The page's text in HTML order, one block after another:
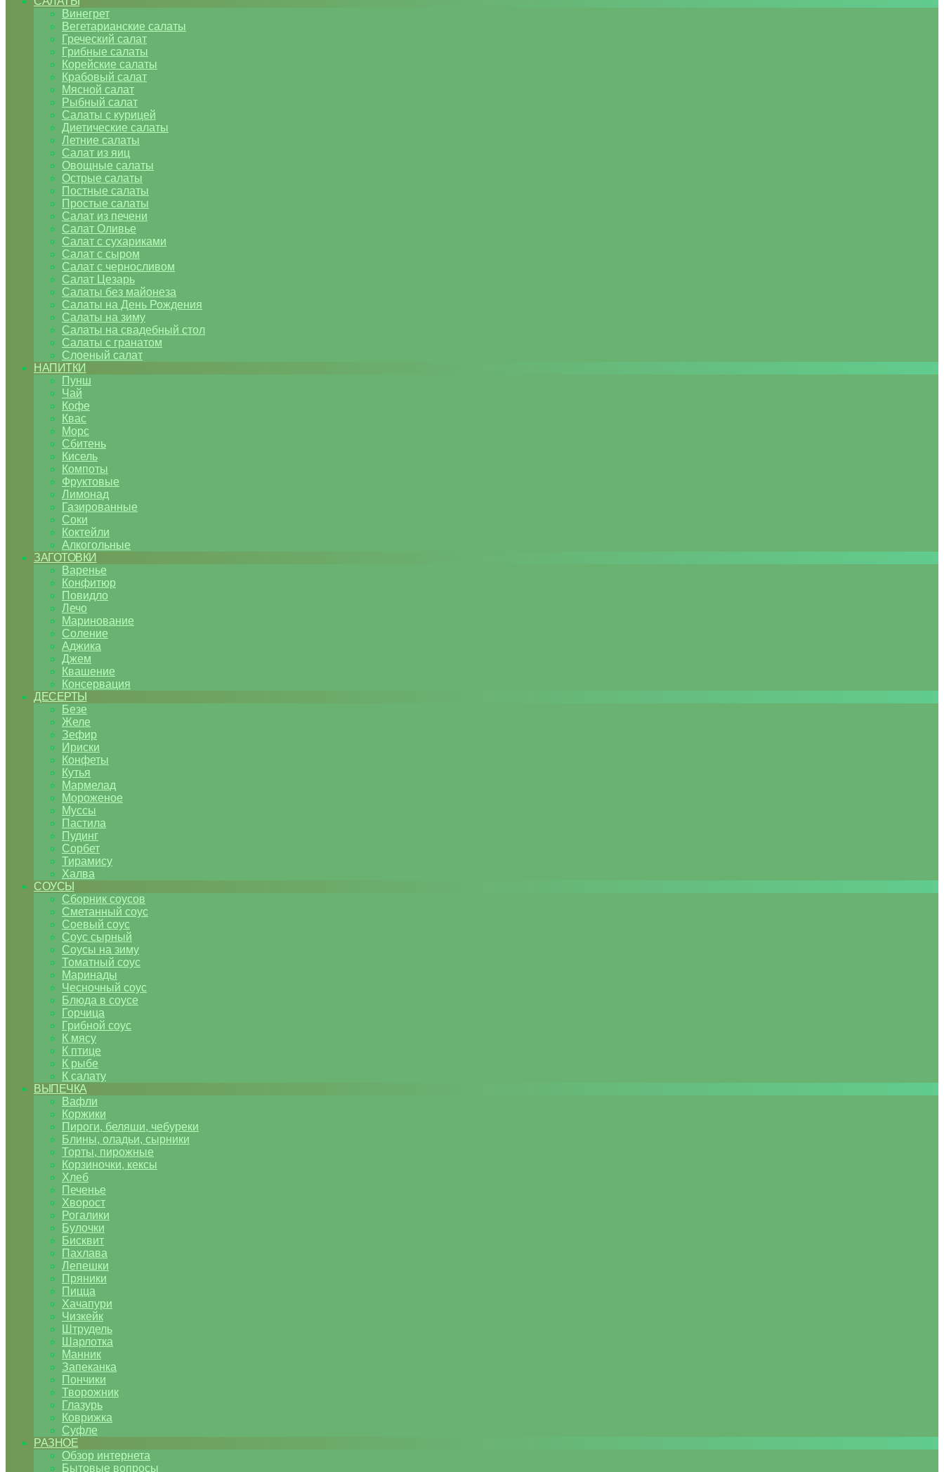
Винегрет
Вегетарианские салаты
Греческий салат
Грибные салаты
Корейские салаты
Крабовый салат
Мясной салат
Рыбный салат
Салаты с курицей
Диетические салаты
Летние салаты
Салат из яиц
Овощные салаты
Острые салаты
Постные салаты
Простые салаты
Салат из печени
Салат Оливье
Салат с сухариками
Салат с сыром
Салат с черносливом
Салат Цезарь
Салаты без майонеза
Салаты на День Рождения
Салаты на зиму
Салаты на свадебный стол
Салаты с гранатом
Слоеный салат
НАПИТКИ
Пунш
Чай
Кофе
Квас
Морс
Сбитень
Кисель
Компоты
Фруктовые
Лимонад
Газированные
Соки
Коктейли
Алкогольные
ЗАГОТОВКИ
Варенье
Конфитюр
Повидло
Лечо
Маринование
Соление
Аджика
Джем
Квашение
Консервация
ДЕСЕРТЫ
Безе
Желе
Зефир
Ириски
Конфеты
Кутья
Мармелад
Мороженое
Муссы
Пастила
Пудинг
Сорбет
Тирамису
Халва
СОУСЫ
Сборник соусов
Сметанный соус
Соевый соус
Соус сырный
Соусы на зиму
Томатный соус
Маринады
Чесночный соус
Блюда в соусе
Горчица
Грибной соус
К мясу
К птице
К рыбе
К салату
ВЫПЕЧКА
Вафли
Коржики
Пироги, беляши, чебуреки
Блины, оладьи, сырники
Торты, пирожные
Корзиночки, кексы
Хлеб
Печенье
Хворост
Рогалики
Булочки
Бисквит
Пахлава
Лепешки
Пряники
Пицца
Хачапури
Чизкейк
Штрудель
Шарлотка
Манник
Запеканка
Пончики
Творожник
Глазурь
Коврижка
Суфле
РАЗНОЕ
Обзор интернета
Бытовые вопросы